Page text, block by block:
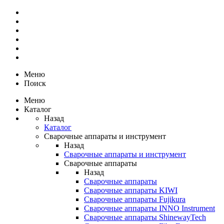
Меню
Поиск
Меню
Каталог
Назад
Каталог
Сварочные аппараты и инструмент
Назад
Сварочные аппараты и инструмент
Сварочные аппараты
Назад
Сварочные аппараты
Сварочные аппараты KIWI
Сварочные аппараты Fujikura
Сварочные аппараты INNO Instrument
Сварочные аппараты ShinewayTech